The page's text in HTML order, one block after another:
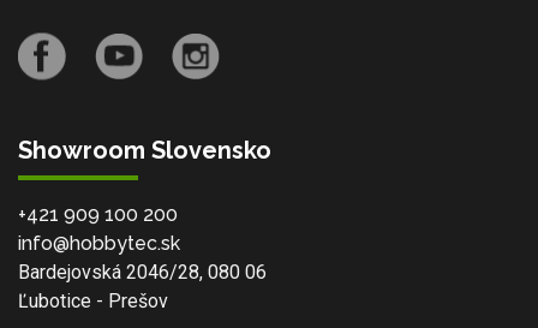
Showroom Slovensko
+421 909 100 200
info@hobbytec.sk
Bardejovská 2046/28, 080 06
Ľubotice - Prešov